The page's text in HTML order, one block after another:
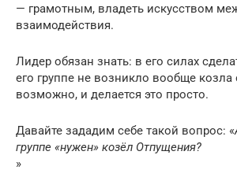
— грамотным, владеть искусством
взаимодействия.
Лидер обязан знать: в его силах
его группе не возникло вообще
возможно, и делается это просто.
Давайте зададим себе такой вопрос: «
группе «нужен» козёл Отпущения?
»